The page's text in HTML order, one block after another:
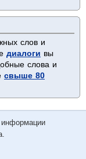
слов и
диалоги вы
слова и
свыше 80
информации